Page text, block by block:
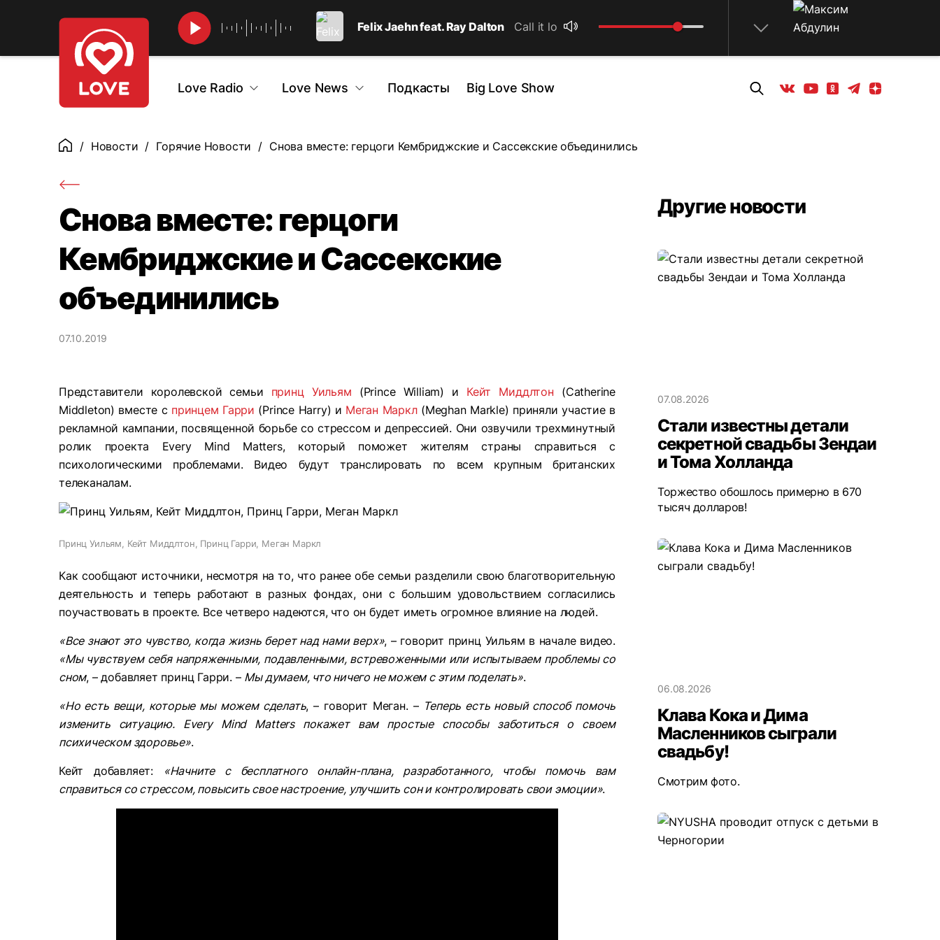
Felix Jaehn feat. Ray Dalton Call it love
Love Radio Love News Подкасты Big Love Show Вконтакте
YoutubeОдноклассники
ТелеграмЯндекс дзен
ГлавнаяНовости Горячие Новости Снова вместе: герцоги Кембриджские и Сассекские объединились
Снова вместе: герцоги
Кембриджские и Сассекские
объединились
07.10.2019
Представители королевской семьи принц Уильям (Prince William) и Кейт Миддлтон (Catherine
Middleton) вместе с принцем Гарри (Prince Harry) и Меган Маркл(Meghan Markle) приняли участие в
рекламной кампании, посвященной борьбе со стрессом и депрессией. Они озвучили трехминутный
ролик проекта Every Mind Matters, который поможет жителям страны справиться с
психологическими проблемами. Видео будут транслировать по всем крупным британских
телеканалам.
Принц Уильям, Кейт Миддлтон, Принц Гарри, Меган Маркл
Как сообщают источники, несмотря на то, что ранее обе семьи разделили свою благотворительную
деятельность и теперь работают в разных фондах, они с большим удовольствием согласились
поучаствовать в проекте. Все четверо надеются, что он будет иметь огромное влияние на людей.
«Все знают это чувство, когда жизнь берет над нами верх», – говорит принц Уильям в начале видео.
«Мы чувствуем себя напряженными, подавленными, встревоженными или испытываем проблемы со
сном, – добавляет принц Гарри. – Мы думаем, что ничего не можем с этим поделать».
«Но есть вещи, которые мы можем сделать, – говорит Меган. – Теперь есть новый способ помочь
изменить ситуацию. Every Mind Matters покажет вам простые способы заботиться о своем
психическом здоровье».
Кейт добавляет:
«Начните с бесплатного онлайн-плана, разработанного, чтобы помочь вам
справиться со стрессом, повысить свое настроение, улучшить сон и контролировать свои эмоции».
Другие новости
07.08.2026
Стали известны детали
секретной свадьбы Зендаи
и Тома Холланда
Торжество обошлось примерно в 670
тысяч долларов!
06.08.2026
Клава Кока и Дима
Масленников сыграли
свадьбу!
Смотрим фото.